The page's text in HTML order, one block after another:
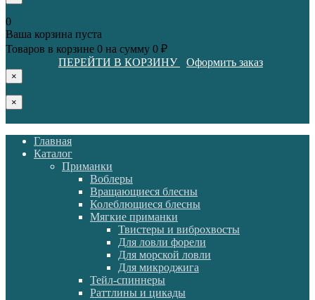
0
Ваша корзина пуста
Товаров в корзине 0 на сумму 0 ₽
ПЕРЕЙТИ В КОРЗИНУ
Оформить заказ
×
×
Главная
Каталог
Приманки
Воблеры
Вращающиеся блесны
Колеблющиеся блесны
Мягкие приманки
Твистеры и виброхвосты
Для ловли форели
Для морской ловли
Для микроджига
Тейл-спиннеры
Раттлины и цикады